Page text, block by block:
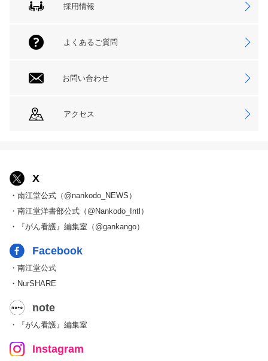
採用情報
よくあるご質問
お問い合わせ
アクセス
X
・南江堂公式（@nankodo_NEWS）
・南江堂洋書部公式（@Nankodo_Intl）
・『がん看護』編集室（@gankango）
Facebook
・南江堂公式
・NurSHARE
note
・『がん看護』編集室
Instagram